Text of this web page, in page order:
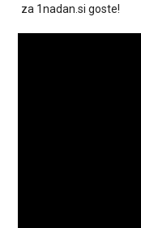
za 1nadan.si goste!